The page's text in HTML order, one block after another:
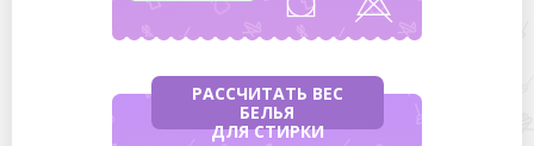
РАССЧИТАТЬ ВЕС
БЕЛЬЯ
ДЛЯ СТИРКИ